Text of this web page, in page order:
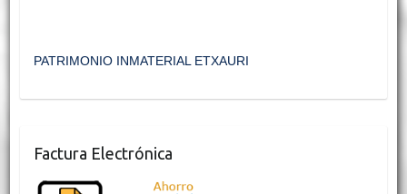
PATRIMONIO INMATERIAL ETXAURI
Factura Electrónica